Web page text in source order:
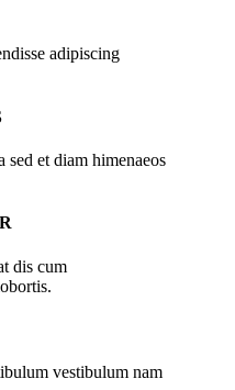
adipiscing
sed et diam himenaeos
dis cum
vestibulum nam